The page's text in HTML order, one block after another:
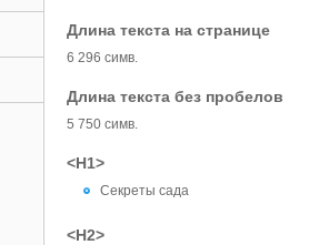
Длина текста на странице
6 296 симв.
Длина текста без пробелов
5 750 симв.
<H1>
Секреты сада
<H2>